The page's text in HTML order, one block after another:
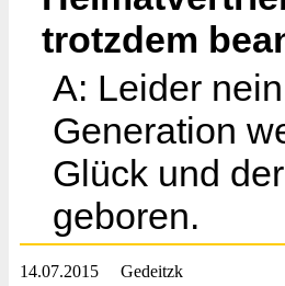
trotzdem
A: Leider
Generation
Glück und
geboren.
14.07.2015 Gedeitzk